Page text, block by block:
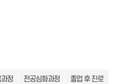
정 전공심화과정 졸업 후 진로